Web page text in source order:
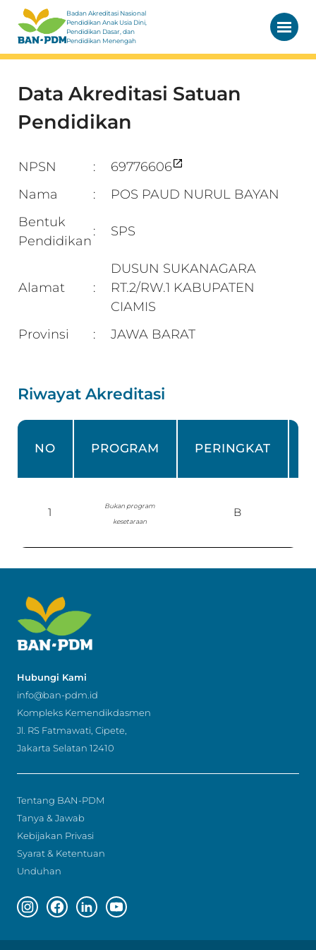
Badan Akreditasi Nasional
Pendidikan Anak Usia Dini,
Pendidikan Dasar, dan
Pendidikan Menengah
Data Akreditasi Satuan
Pendidikan
NPSN :
69776606
Nama
:
POS PAUD NURUL BAYAN
Bentuk
Pendidikan
: SPS
Alamat :
DUSUN SUKANAGARA
RT.2/RW.1 KABUPATEN
CIAMIS
Provinsi
: JAWA BARAT
Riwayat Akreditasi
NO PROGRAM PERINGKAT
1
Bukan program
kesetaraan
B
Hubungi Kami
info@ban-pdm.id
Kompleks Kemendikdasmen
Jl. RS Fatmawati, Cipete,
Jakarta Selatan 12410
Tentang BAN-PDM
Tanya & Jawab
Kebijakan Privasi
Syarat & Ketentuan
Unduhan